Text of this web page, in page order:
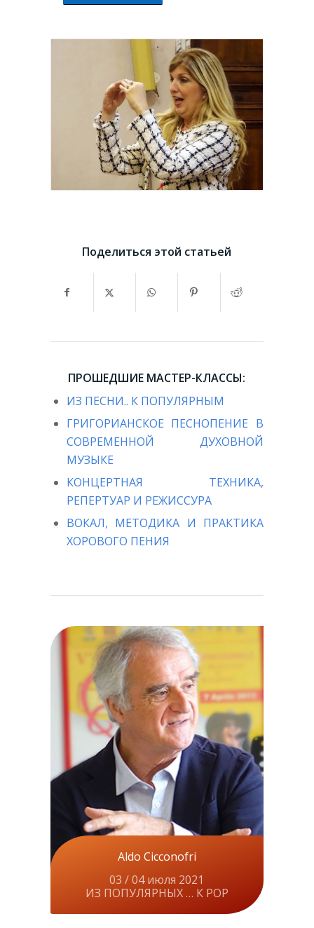
Поделиться этой статьей
ПРОШЕДШИЕ МАСТЕР-КЛАССЫ:
ИЗ ПЕСНИ.. К ПОПУЛЯРНЫМ
ГРИГОРИАНСКОЕ ПЕСНОПЕНИЕ В
СОВРЕМЕННОЙ ДУХОВНОЙ
МУЗЫКЕ
КОНЦЕРТНАЯ ТЕХНИКА,
РЕПЕРТУАР И РЕЖИССУРА
ВОКАЛ, МЕТОДИКА И ПРАКТИКА
ХОРОВОГО ПЕНИЯ
Aldo Cicconofri
03 / 04 июля 2021
ИЗ ПОПУЛЯРНЫХ … К POP